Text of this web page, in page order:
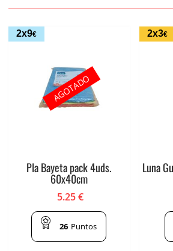
2x9€
Pla Bayeta pack 4uds.
60x40cm
5.25€
26 Puntos
AGOTADO
2x3€
Luna